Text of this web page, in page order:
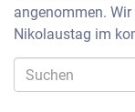
angenommen.
Nikolaustag im